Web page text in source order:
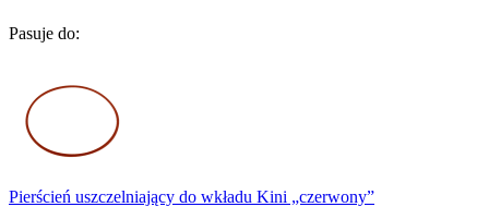
Pasuje do:
Pierścień uszczelniający do wkładu Kini „czerwony”